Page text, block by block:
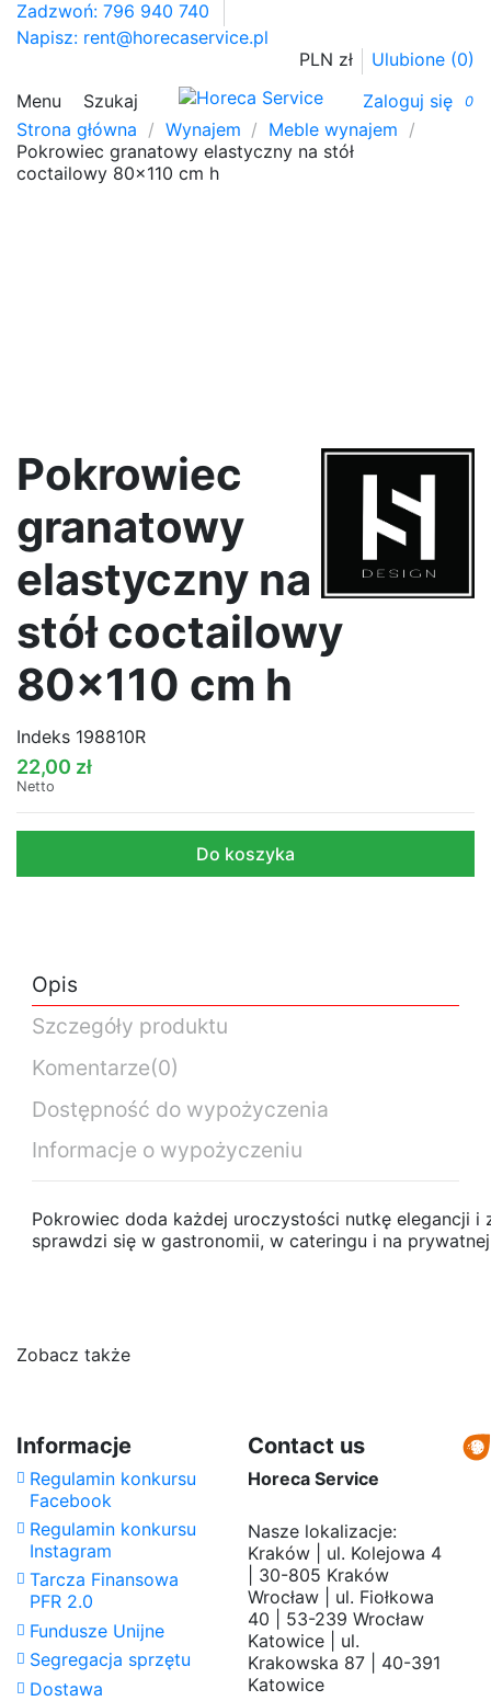
Zadzwoń: 796 940 740
Napisz: rent@horecaservice.pl
PLN zł
Ulubione (0)
Menu
Szukaj Zaloguj się 0
Strona główna Wynajem
Meble wynajem
Pokrowiec granatowy elastyczny na stół
coctailowy 80x110 cm h
Pokrowiec
granatowy
elastyczny na
stół coctailowy
80x110 cm h
Indeks 198810R
22,00 zł
Netto
Do koszyka
Opis
Szczegóły produktu
Komentarze(0)
Dostępność do wypożyczenia
Informacje o wypożyczeniu
Pokrowiec doda każdej uroczystości nutkę elegancji
sprawdzi się w gastronomii, w cateringu i na
Zobacz także
Informacje
Regulamin konkursu
Facebook
Regulamin konkursu
Instagram
Tarcza Finansowa
PFR 2.0
Fundusze Unijne
Segregacja sprzętu
Dostawa
Contact us
Horeca Service
Nasze lokalizacje:
Kraków | ul. Kolejowa 4
| 30-805 Kraków
Wrocław | ul. Fiołkowa
40 | 53-239 Wrocław
Katowice | ul.
Krakowska 87 | 40-391
Katowice